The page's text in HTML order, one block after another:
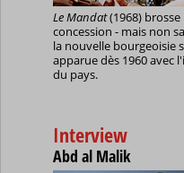
Le Mandat(1968)
concession - mais non
la nouvelle bourgeoisie
apparue dès 1960 avec
du pays.
Interview
Abd al Malik